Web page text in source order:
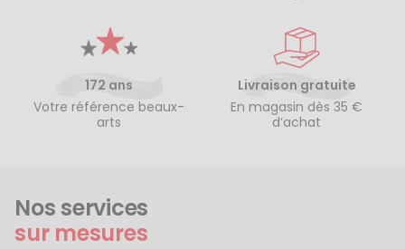
172 ans
Votre référence beaux-
arts
Livraison gratuite
En magasin dès 35 €
d’achat
Nos services
sur mesures